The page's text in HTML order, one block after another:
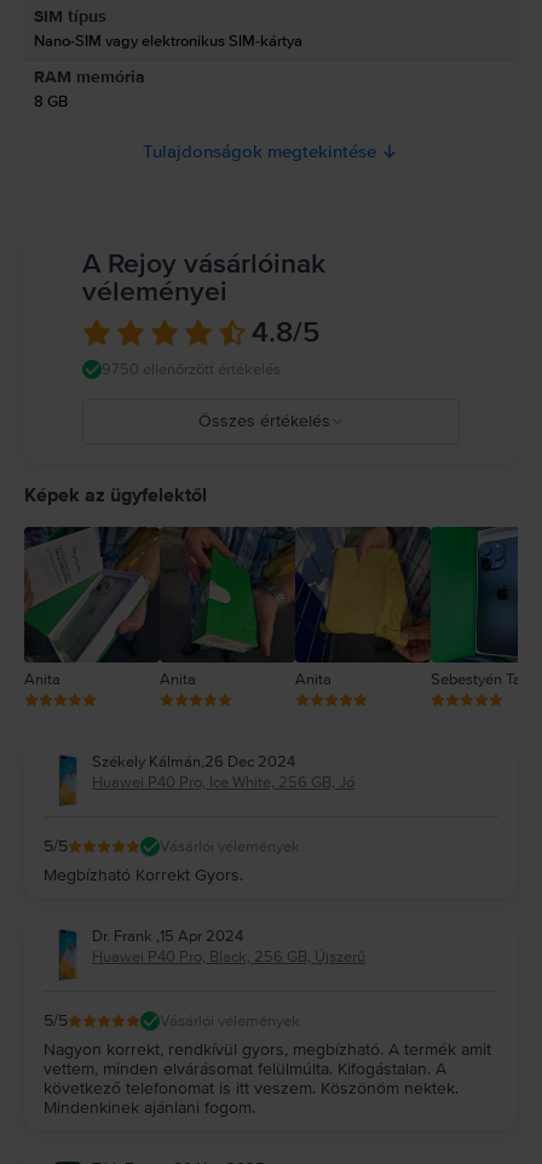
Információk a termékre vonatkozó biztonsági figyelmeztetésekről.
Jelenleg a termékbiztonsági információk nem állnak rendelkezésre.
SIM típus
Nano-SIM vagy elektronikus SIM-kártya
RAM memória
8 GB
Tulajdonságok megtekintése
A Rejoy vásárlóinak
véleményei
4.8/5
9750 ellenőrzött értékelés
Összes értékelés
2
1
Képek az ügyfelektől
Anita Anita Anita Sebestyén
Székely Kálmán,26 Dec 2024
Huawei P40 Pro, Ice White, 256 GB, Jó
5/5 Vásárlói vélemények
Megbízható Korrekt Gyors.
Dr. Frank ,15 Apr 2024
Huawei P40 Pro, Black, 256 GB, Újszerű
5/5 Vásárlói vélemények
Nagyon korrekt, rendkívül gyors, megbízható. A termék amit
vettem, minden elvárásomat felülmúlta. Kifogástalan. A
következő telefonomat is itt veszem. Köszönöm nektek.
Mindenkinek ajánlani fogom.